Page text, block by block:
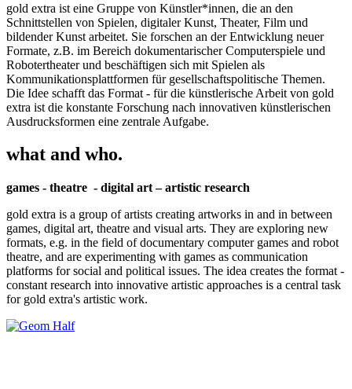
gold extra ist eine Gruppe von Künstler*innen, die an den
Schnittstellen von Spielen, digitaler Kunst, Theater, Film und
bildender Kunst arbeitet. Sie forschen an der Entwicklung neuer
Formate, z.B. im Bereich dokumentarischer Computerspiele und
Robotertheater und beschäftigen sich mit Spielen als
Kommunikationsplattformen für gesellschaftspolitische Themen.
Die Idee schafft das Format - für die künstlerische Arbeit von gold
extra ist die konstante Forschung nach innovativen künstlerischen
Ausdrucksformen eine zentrale Aufgabe.
what and who.
games - theatre - digital art – artistic research
gold extra is a group of artists creating artworks in and in between
games, digital art, theatre and visual arts. They are exploring new
formats, e.g. in the field of documentary computer games and robot
theatre, and are experimenting with games as communication
platforms for social and political issues. The idea creates the format -
constant research into innovative artistic approaches is a central task
for gold extra's artistic work.